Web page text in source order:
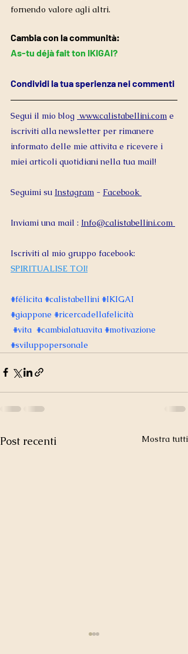
fornendo valore agli altri.
Cambia con la communità:
As-tu déjà fait ton IKIGAI?
Condividi la tua sperienza nei commenti
Segui il mio blog www.calistabellini.com e
iscriviti alla newsletter per rimanere
informato delle mie attivita e ricevere i
miei articoli quotidiani nella tua mail!
Seguimi su Instagram - Facebook
Inviami una mail : Info@calistabellini.com
Iscriviti al mio gruppo facebook:
SPIRITUALISE TOI!
#félicita #calistabellini #IKIGAI
#giappone #ricercadellafelicità
#vita #cambialatuavita #motivazione
#sviluppopersonale
Post recenti Mostra tutti